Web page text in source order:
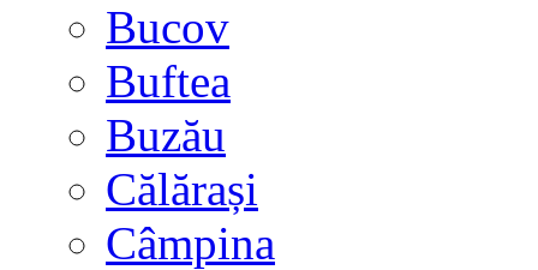
Bucov
Buftea
Buzău
Călărași
Câmpina